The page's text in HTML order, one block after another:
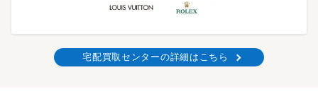
宅配買取センターの詳細はこちら